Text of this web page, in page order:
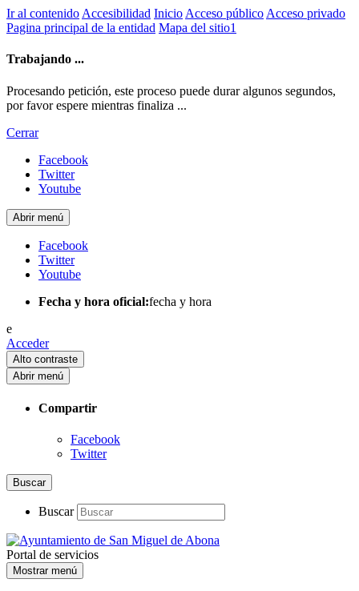
Ir al contenido Accesibilidad Inicio Acceso público Acceso privado
Pagina principal de la entidad Mapa del sitio1
Trabajando ...
Procesando petición, este proceso puede durar algunos segundos,
por favor espere mientras finaliza ...
Cerrar
Facebook
Twitter
Youtube
Abrir menú
Facebook
Twitter
Youtube
Fecha y hora oficial:fecha y hora
e
Acceder
Alto contraste
Abrir menú
Compartir
Facebook
Twitter
Buscar
Buscar
Portal de servicios
Mostrar menú